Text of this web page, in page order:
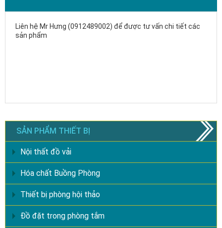
Liên hệ Mr Hưng (0912489002) để được tư vấn chi tiết các
sản phẩm
SẢN PHẨM THIẾT BỊ
Nội thất đồ vải
Hóa chất Buồng Phòng
Thiết bị phòng hội thảo
Đồ đặt trong phòng tắm